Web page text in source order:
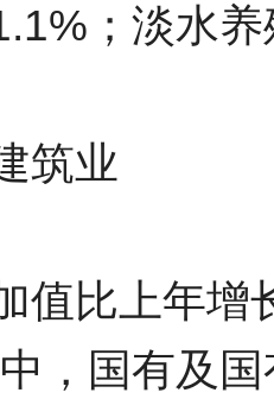
；淡水
筑业
值比上年增
，国有及